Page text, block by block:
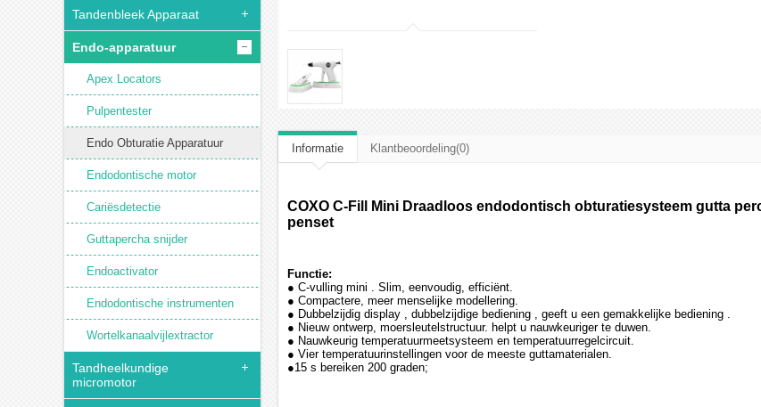
Tandenbleek Apparaat
Endo-apparatuur
Apex Locators
Pulpentester
Endo Obturatie Apparatuur
Endodontische motor
Cariësdetectie
Guttapercha snijder
Endoactivator
Endodontische instrumenten
Wortelkanaalvijlextractor
Tandheelkundige
micromotor
Informatie Klantbeoordeling(0)
COXO C-Fill Mini Draadloos endodontisch obturatiesysteem gutta
penset
Functie:
● C-vulling mini . Slim, eenvoudig, efficiënt.
● Compactere, meer menselijke modellering.
● Dubbelzijdig display , dubbelzijdige bediening , geeft u een gemakkelijke bediening .
● Nieuw ontwerp, moersleutelstructuur. helpt u nauwkeuriger te duwen.
● Nauwkeurig temperatuurmeetsysteem en temperatuurregelcircuit.
● Vier temperatuurinstellingen voor de meeste guttamaterialen.
●15 s bereiken 200 graden;